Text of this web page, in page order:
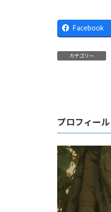
Facebook
カテゴリー
プロフィール